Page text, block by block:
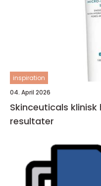
inspiration
04. April 2026
Skinceuticals klinisk hudpleie for synlige
resultater